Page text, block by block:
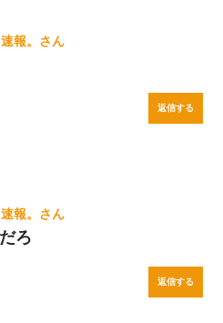
報。
返信する
報。
ろ
返信する